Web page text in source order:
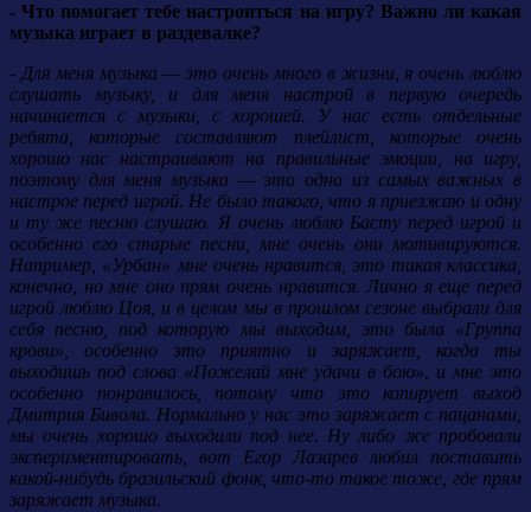
- Что помогает тебе настроиться на игру? Важно ли какая
музыка играет в раздевалке?
- Для меня музыка — это очень много в жизни, я очень люблю
слушать музыку, и для меня настрой в первую очередь
начинается с музыки, с хорошей. У нас есть отдельные
ребята, которые составляют плейлист, которые очень
хорошо нас настраивают на правильные эмоции, на игру,
поэтому для меня музыка — это одно из самых важных в
настрое перед игрой. Не было такого, что я приезжаю и одну
и ту же песню слушаю. Я очень люблю Басту перед игрой и
особенно его старые песни, мне очень они мотивируются.
Например, «Урбан» мне очень нравится, это такая классика,
конечно, но мне оно прям очень нравится. Лично я еще перед
игрой люблю Цоя, и в целом мы в прошлом сезоне выбрали для
себя песню, под которую мы выходим, это была «Группа
крови», особенно это приятно и заряжает, когда ты
выходишь под слова «Пожелай мне удачи в бою», и мне это
особенно понравилось, потому что это копирует выход
Дмитрия Бивола. Нормально у нас это заряжает с пацанами,
мы очень хорошо выходили под нее. Ну либо же пробовали
экспериментировать, вот Егор Лазарев любил поставить
какой-нибудь бразильский фонк, что-то такое тоже, где прям
заряжает музыка.